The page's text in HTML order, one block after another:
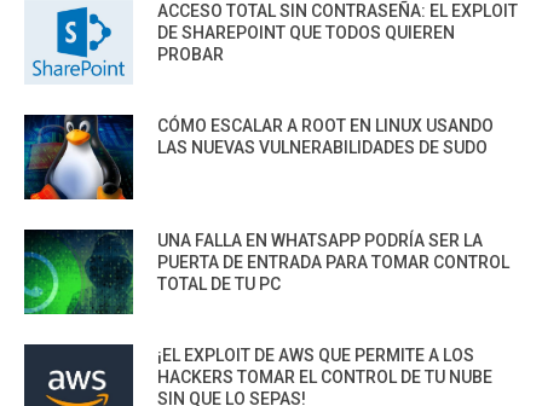
ACCESO TOTAL SIN CONTRASEÑA: EL EXPLOIT
DE SHAREPOINT QUE TODOS QUIEREN
PROBAR
CÓMO ESCALAR A ROOT EN LINUX USANDO
LAS NUEVAS VULNERABILIDADES DE SUDO
UNA FALLA EN WHATSAPP PODRÍA SER LA
PUERTA DE ENTRADA PARA TOMAR CONTROL
TOTAL DE TU PC
¡EL EXPLOIT DE AWS QUE PERMITE A LOS
HACKERS TOMAR EL CONTROL DE TU NUBE
SIN QUE LO SEPAS!